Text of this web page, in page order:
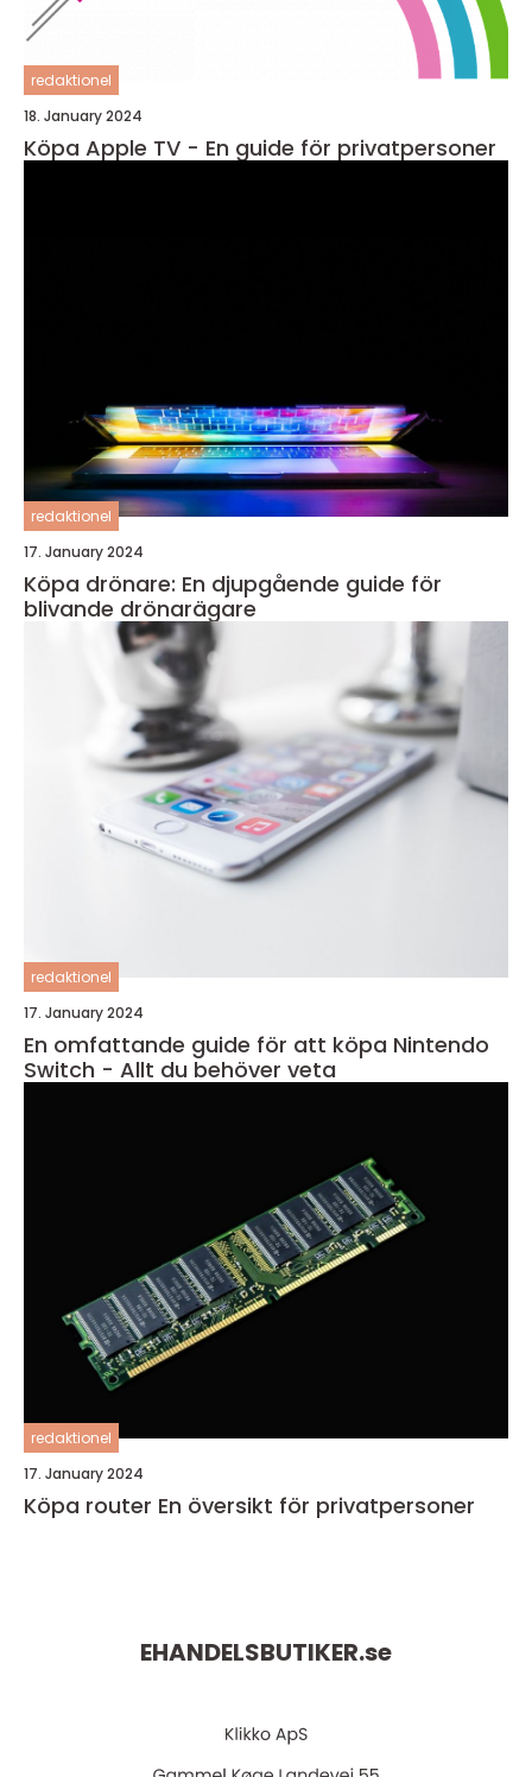
redaktionel
18. January 2024
Köpa Apple TV - En guide för privatpersoner
redaktionel
17. January 2024
Köpa drönare: En djupgående guide för
blivande drönarägare
redaktionel
17. January 2024
En omfattande guide för att köpa Nintendo
Switch - Allt du behöver veta
redaktionel
17. January 2024
Köpa router En översikt för privatpersoner
EHANDELSBUTIKER.se